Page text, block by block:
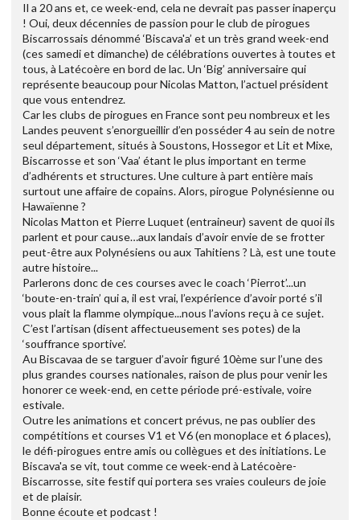
Il a 20 ans et, ce week-end, cela ne devrait pas passer inaperçu
! Oui, deux décennies de passion pour le club de pirogues
Biscarrossais dénommé ‘Biscava'a’ et un très grand week-end
(ces samedi et dimanche) de célébrations ouvertes à toutes et
tous, à Latécoère en bord de lac. Un ‘Big’ anniversaire qui
représente beaucoup pour Nicolas Matton, l’actuel président
que vous entendrez.
Car les clubs de pirogues en France sont peu nombreux et les
Landes peuvent s’enorgueillir d’en posséder 4 au sein de notre
seul département, situés à Soustons, Hossegor et Lit et Mixe,
Biscarrosse et son ‘Vaa’ étant le plus important en terme
d’adhérents et structures. Une culture à part entière mais
surtout une affaire de copains. Alors, pirogue Polynésienne ou
Hawaïenne ?
Nicolas Matton et Pierre Luquet (entraineur) savent de quoi ils
parlent et pour cause…aux landais d’avoir envie de se frotter
peut-être aux Polynésiens ou aux Tahitiens ? Là, est une toute
autre histoire...
Parlerons donc de ces courses avec le coach ‘Pierrot’...un
‘boute-en-train’ qui a, il est vrai, l’expérience d’avoir porté s’il
vous plait la flamme olympique...nous l’avions reçu à ce sujet.
C’est l’artisan (disent affectueusement ses potes) de la
‘souffrance sportive’.
Au Biscavaa de se targuer d’avoir figuré 10ème sur l’une des
plus grandes courses nationales, raison de plus pour venir les
honorer ce week-end, en cette période pré-estivale, voire
estivale.
Outre les animations et concert prévus, ne pas oublier des
compétitions et courses V1 et V6 (en monoplace et 6 places),
le défi-pirogues entre amis ou collègues et des initiations. Le
Biscava'a se vit, tout comme ce week-end à Latécoère-
Biscarrosse, site festif qui portera ses vraies couleurs de joie
et de plaisir.
Bonne écoute et podcast !